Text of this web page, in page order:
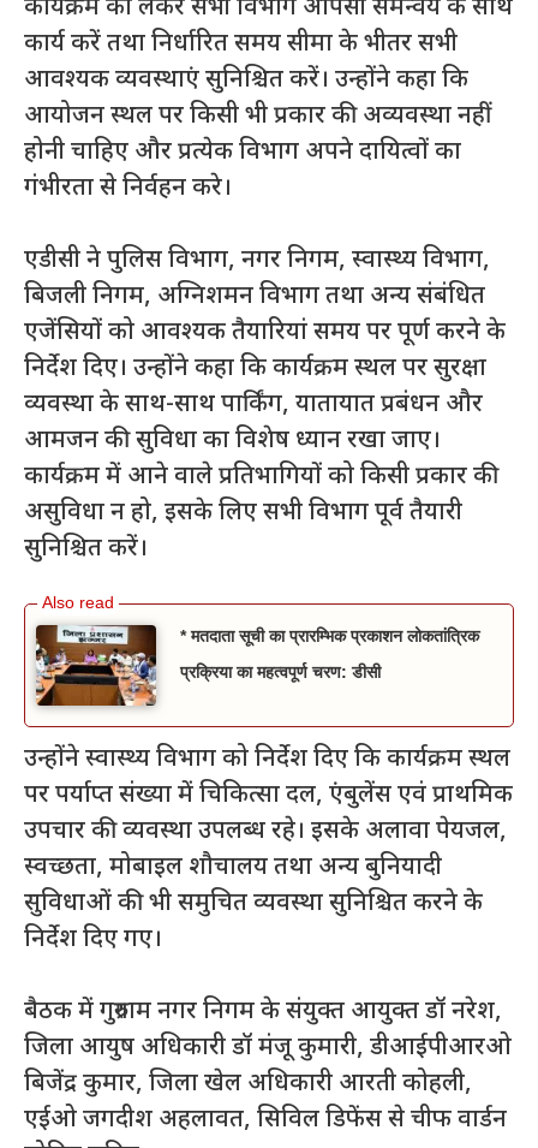
कार्यक्रम को लेकर सभी विभाग आपसी समन्वय के साथ
कार्य करें तथा निर्धारित समय सीमा के भीतर सभी
आवश्यक व्यवस्थाएं सुनिश्चित करें। उन्होंने कहा कि
आयोजन स्थल पर किसी भी प्रकार की अव्यवस्था नहीं
होनी चाहिए और प्रत्येक विभाग अपने दायित्वों का
गंभीरता से निर्वहन करे।
एडीसी ने पुलिस विभाग, नगर निगम, स्वास्थ्य विभाग,
बिजली निगम, अग्निशमन विभाग तथा अन्य संबंधित
एजेंसियों को आवश्यक तैयारियां समय पर पूर्ण करने के
निर्देश दिए। उन्होंने कहा कि कार्यक्रम स्थल पर सुरक्षा
व्यवस्था के साथ-साथ पार्किंग, यातायात प्रबंधन और
आमजन की सुविधा का विशेष ध्यान रखा जाए।
कार्यक्रम में आने वाले प्रतिभागियों को किसी प्रकार की
असुविधा न हो, इसके लिए सभी विभाग पूर्व तैयारी
सुनिश्चित करें।
* मतदाता सूची का प्रारम्भिक प्रकाशन लोकतांत्रिक
प्रक्रिया का महत्वपूर्ण चरण: डीसी
उन्होंने स्वास्थ्य विभाग को निर्देश दिए कि कार्यक्रम स्थल
पर पर्याप्त संख्या में चिकित्सा दल, एंबुलेंस एवं प्राथमिक
उपचार की व्यवस्था उपलब्ध रहे। इसके अलावा पेयजल,
स्वच्छता, मोबाइल शौचालय तथा अन्य बुनियादी
सुविधाओं की भी समुचित व्यवस्था सुनिश्चित करने के
निर्देश दिए गए।
बैठक में गुरुग्राम नगर निगम के संयुक्त आयुक्त डॉ नरेश,
जिला आयुष अधिकारी डॉ मंजू कुमारी, डीआईपीआरओ
बिजेंद्र कुमार, जिला खेल अधिकारी आरती कोहली,
एईओ जगदीश अहलावत, सिविल डिफेंस से चीफ वार्डन